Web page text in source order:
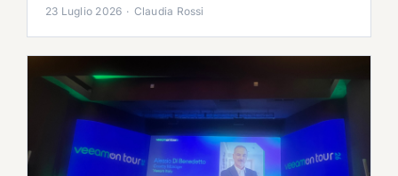
23 Luglio 2026 · Claudia Rossi